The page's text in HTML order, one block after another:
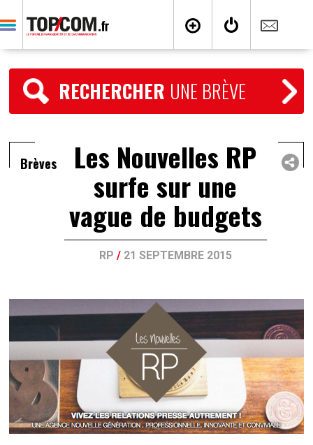
RECHERCHER UNE BRÈVE
Brèves Les Nouvelles RP
surfe sur une
vague de budgets
RP / 21 SEPTEMBRE 2015